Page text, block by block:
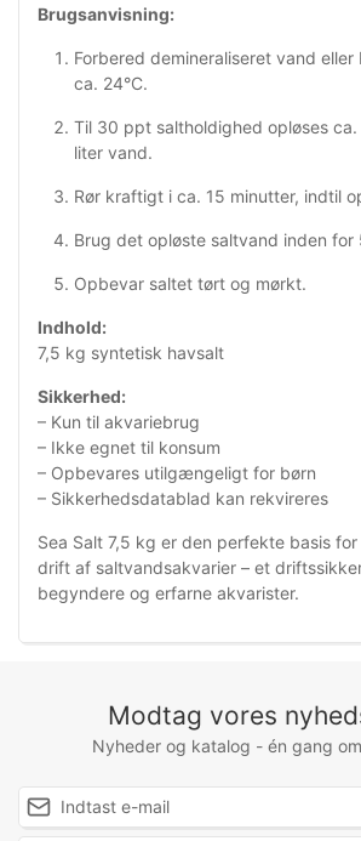
Brugsanvisning:
Forbered demineraliseret vand eller
ca. 24°C.
Til 30 ppt saltholdighed opløses
liter vand.
Rør kraftigt i ca. 15 minutter, indtil
Brug det opløste saltvand inden for
Opbevar saltet tørt og mørkt.
Indhold:
7,5 kg syntetisk havsalt
Sikkerhed:
– Kun til akvariebrug
– Ikke egnet til konsum
– Opbevares utilgængeligt for børn
– Sikkerhedsdatablad kan rekvireres
Sea Salt 7,5 kg er den perfekte basis
drift af saltvandsakvarier – et
begyndere og erfarne akvarister.
Modtag vores
Nyheder og katalog - én gang